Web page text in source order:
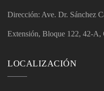
Dirección: Ave. Dr. Sánchez
Extensión, Bloque 122, 42-A,
LOCALIZACIÓN